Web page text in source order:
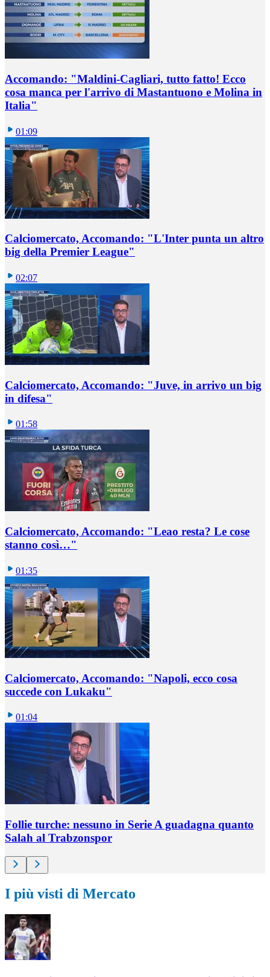
Accomando: "Maldini-Cagliari, tutto fatto! Ecco
cosa manca per l'arrivo di Mastantuono e Molina in
Italia"
01:09
Calciomercato, Accomando: "L'Inter punta un altro
big della Premier League"
02:07
Calciomercato, Accomando: "Juve, in arrivo un big
in difesa"
01:58
Calciomercato, Accomando: "Leao resta? Le cose
stanno così…"
01:35
Calciomercato, Accomando: "Napoli, ecco cosa
succede con Lukaku"
01:04
Follie turche: nessuno in Serie A guadagna quanto
Salah al Trabzonspor
I più visti di Mercato